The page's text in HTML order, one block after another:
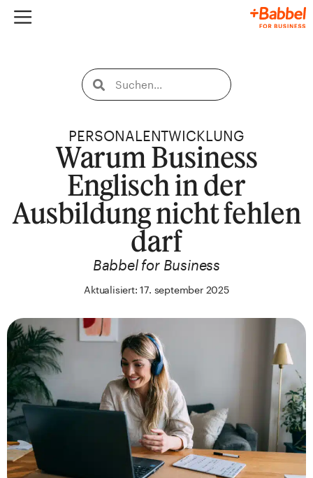
PERSONALENTWICKLUNG
Warum Business
Englisch in der
Ausbildung nicht fehlen
darf
Babbel for Business
Aktualisiert: 17. september 2025